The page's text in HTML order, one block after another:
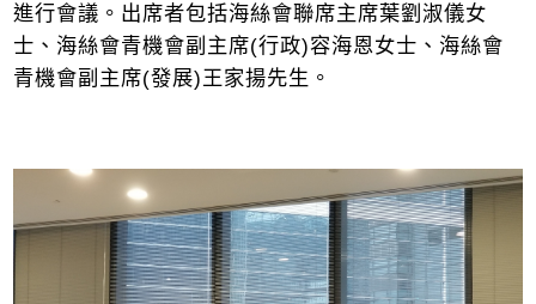
進行會議。出席者包括海絲會聯席主席葉劉淑儀女
士、海絲會青機會副主席(行政)容海恩女士、海絲會
青機會副主席(發展)王家揚先生。